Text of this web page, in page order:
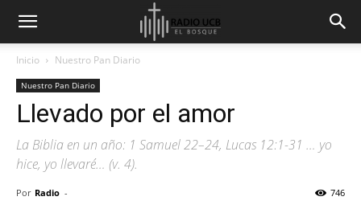
Inicio Nuestro Pan Diario
Nuestro Pan Diario
Llevado por el amor
La Biblia en un año: 1 Samuel 22–24, Lucas 12:1-31 … yo
hice, yo llevaré… (v. 4).
Por Radio - 746